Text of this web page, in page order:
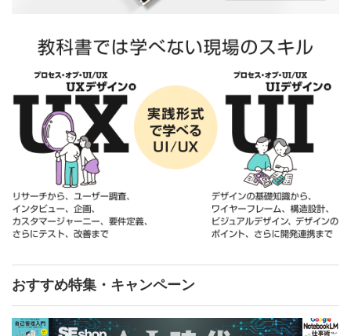
おすすめ特集・キャンペーン